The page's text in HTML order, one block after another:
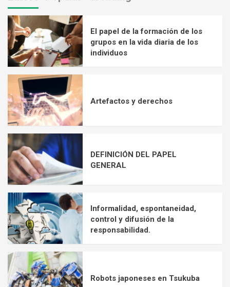
El papel de la formación de los
grupos en la vida diaria de los
individuos
Artefactos y derechos
DEFINICIÓN DEL PAPEL
GENERAL
Informalidad, espontaneidad,
control y difusión de la
responsabilidad.
Robots japoneses en Tsukuba